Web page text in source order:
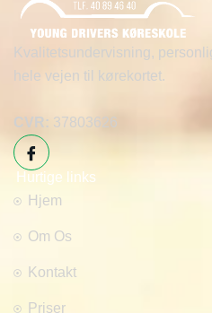
Kvalitetsundervisning,
hele vejen til kørekortet.
CVR: 37803626
Hurtige links
Hjem
Om Os
Kontakt
Priser